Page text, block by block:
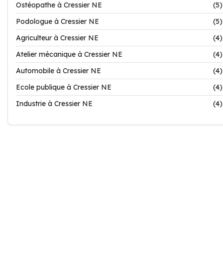
Ostéopathe à Cressier NE
(5)
Podologue à Cressier NE
(5)
Agriculteur à Cressier NE
(4)
Atelier mécanique à Cressier NE
(4)
Automobile à Cressier NE
(4)
Ecole publique à Cressier NE
(4)
Industrie à Cressier NE
(4)